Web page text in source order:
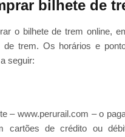
bilhete de
o bilhete de trem online,
de trem. Os horários e
seguir:
– www.perurail.com – o
cartões de crédito ou